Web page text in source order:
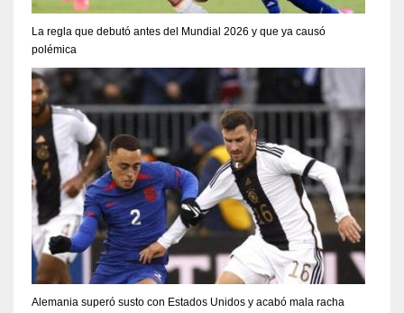
La regla que debutó antes del Mundial 2026 y que ya causó
polémica
Alemania superó susto con Estados Unidos y acabó mala racha